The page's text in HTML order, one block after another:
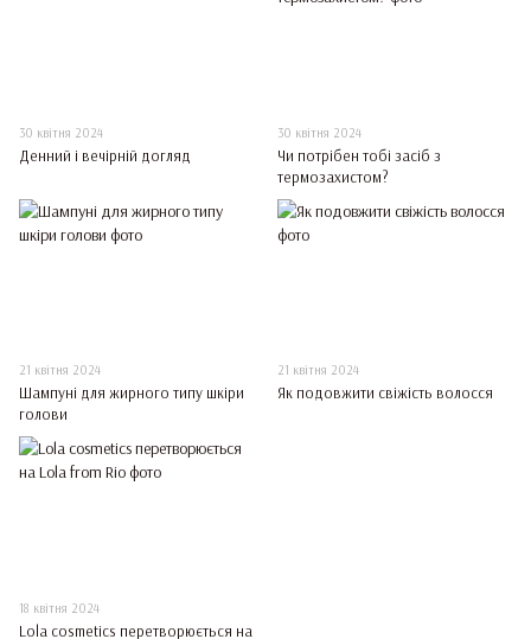
30 квітня 2024
Денний і вечірній догляд
30 квітня 2024
Чи потрібен тобі засіб з
термозахистом?
21 квітня 2024
Шампуні для жирного типу шкіри
голови
21 квітня 2024
Як подовжити свіжість волосся
18 квітня 2024
Lola cosmetics перетворюється на